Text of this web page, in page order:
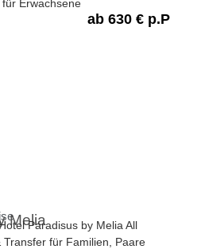
für Erwachsene
ab 630 € p.P
MeliaParadisus by Melia All
für Familien, Paare